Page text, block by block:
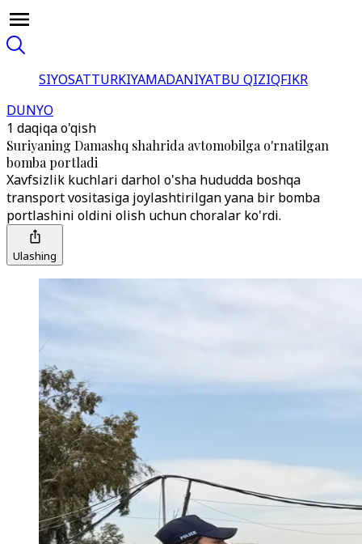
SIYOSATTURKIYAMADANIYATBU QIZIQFIKR
DUNYO
1 daqiqa o'qish
Suriyaning Damashq shahrida avtomobilga o'rnatilgan
bomba portladi
Xavfsizlik kuchlari darhol o'sha hududda boshqa
transport vositasiga joylashtirilgan yana bir bomba
portlashini oldini olish uchun choralar ko'rdi.
Ulashing